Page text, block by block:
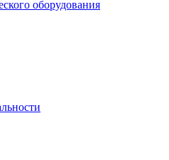
оборудования